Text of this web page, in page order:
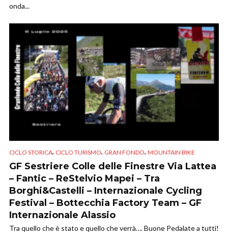
onda...
CICLO STORICA, CICLO TURISMO, GRAN FONDO, MOUNTAIN BIKE
GF Sestriere Colle delle Finestre Via Lattea
– Fantic – ReStelvio Mapei – Tra
Borghi&Castelli – Internazionale Cycling
Festival – Bottecchia Factory Team – GF
Internazionale Alassio
Tra quello che è stato e quello che verrà…. Buone Pedalate a tutti!